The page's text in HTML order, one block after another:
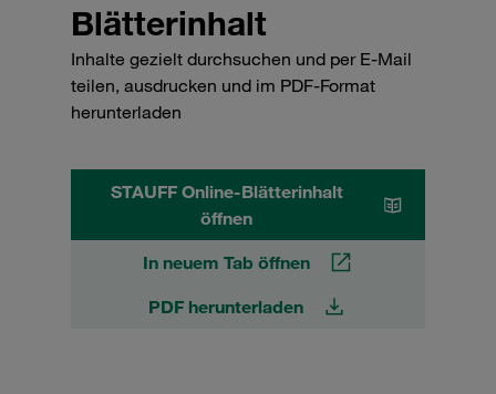
Blätterinhalt
Inhalte gezielt durchsuchen und per E-Mail
teilen, ausdrucken und im PDF-Format
herunterladen
STAUFF Online-Blätterinhalt
öffnen
In neuem Tab öffnen
PDF herunterladen